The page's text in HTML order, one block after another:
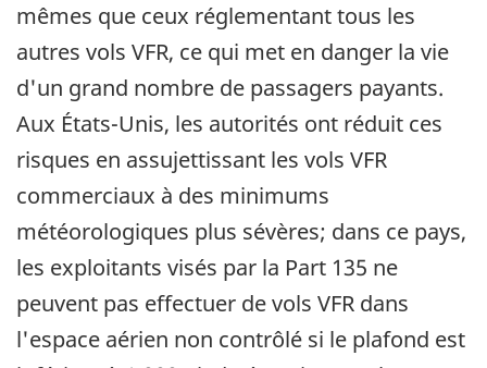
mêmes que ceux réglementant tous les
autres vols VFR, ce qui met en danger la vie
d'un grand nombre de passagers payants.
Aux États-Unis, les autorités ont réduit ces
risques en assujettissant les vols VFR
commerciaux à des minimums
météorologiques plus sévères; dans ce pays,
les exploitants visés par la Part 135 ne
peuvent pas effectuer de vols VFR dans
l'espace aérien non contrôlé si le plafond est